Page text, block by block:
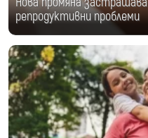
репродуктивни проблеми